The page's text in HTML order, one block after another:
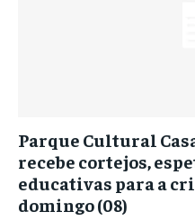
Parque Cultural
recebe cortejos,
educativas para a
domingo (08)